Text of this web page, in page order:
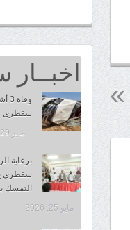
سقطرى
مايو 29, 2026
برعاية
سقطرى
التمسك
مايو 25, 2026